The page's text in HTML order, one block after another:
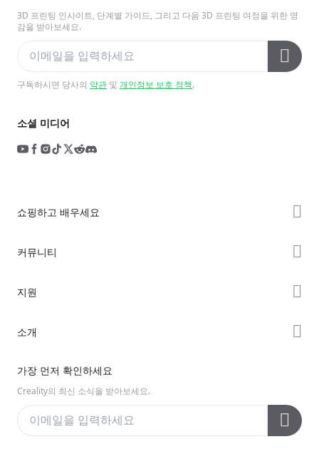
3D 프린팅 인사이트, 단계별 가이드, 그리고 다음 3D 프린팅 여정을 위한 영
감을 받아보세요.
구독하시면 당사의 약관 및 개인정보 보호 정책.
소셜 미디어
쇼핑하고 배우세요
Ender 시리즈
커뮤니티
Discord
지원
헬프 센터
비디오 센터
애프터 서비스
소개
문의하기
가장 먼저 확인하세요
Creality의 최신 소식을 받아보세요.